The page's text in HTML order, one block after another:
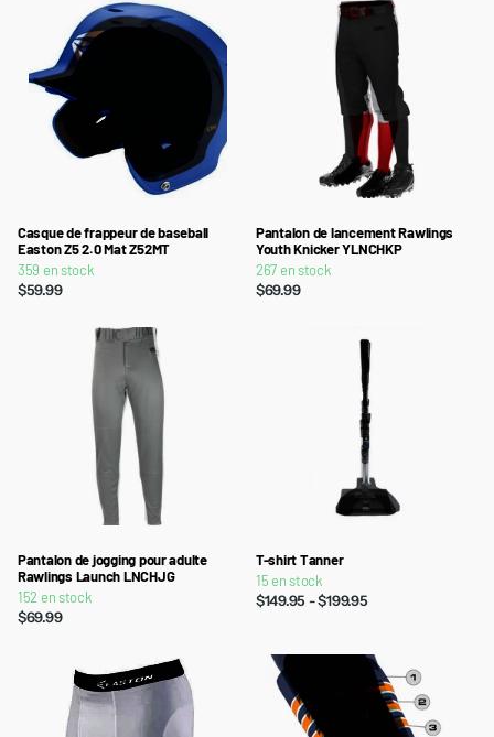
Casque de frappeur de baseball
Easton Z5 2.0 Mat Z52MT
359 en stock
$59.99
Pantalon de lancement Rawlings
Youth Knicker YLNCHKP
267 en stock
$69.99
Pantalon de jogging pour adulte
Rawlings Launch LNCHJG
152 en stock
$69.99
T-shirt Tanner
15 en stock
$149.95 - $199.95